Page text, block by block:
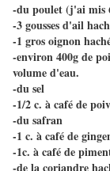
-du poulet (j'ai mis
-3 gousses d'ail
-1 gros oignon
-environ 400g de
volume d'eau.
-du sel
-1/2 c. à café de
-du safran
-1 c. à café de
-1c. à café de
-de la coriandre